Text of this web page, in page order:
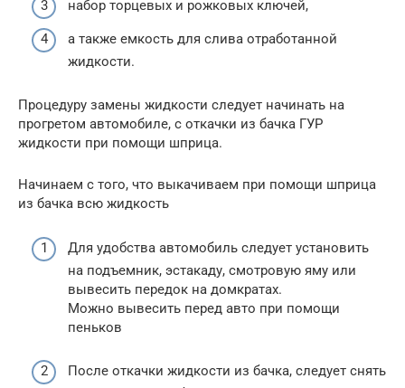
набор торцевых и рожковых ключей,
а также емкость для слива отработанной
жидкости.
Процедуру замены жидкости следует начинать на
прогретом автомобиле, с откачки из бачка ГУР
жидкости при помощи шприца.
Начинаем с того, что выкачиваем при помощи шприца
из бачка всю жидкость
Для удобства автомобиль следует установить
на подъемник, эстакаду, смотровую яму или
вывесить передок на домкратах.
Можно вывесить перед авто при помощи
пеньков
После откачки жидкости из бачка, следует снять